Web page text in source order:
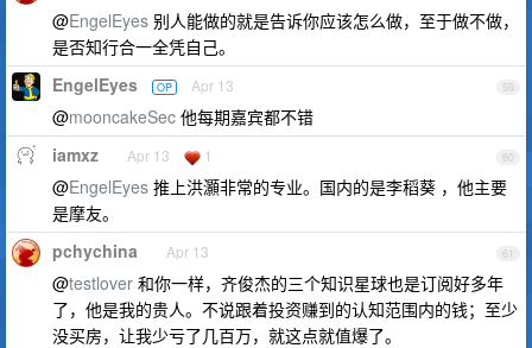
@EngelEyes 别人能做的就是告诉你应该怎么做，至于做不做，
是否知行合一全凭自己。
59
EngelEyes OP Apr 13
@mooncakeSec 他每期嘉宾都不错
60
iamxz Apr 13 1
@EngelEyes 推上洪灝非常的专业。国内的是李稻葵 ，他主要
是摩友。
61
pchychina Apr 13
@testlover 和你一样，齐俊杰的三个知识星球也是订阅好多年
了，他是我的贵人。不说跟着投资赚到的认知范围内的钱；至少
没买房，让我少亏了几百万，就这点就值爆了。